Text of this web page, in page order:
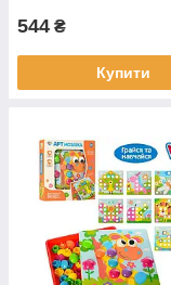
544 ₴
Купити